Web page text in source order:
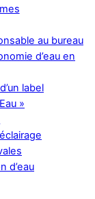
au bureau
d’eau en
label
»
d’eau